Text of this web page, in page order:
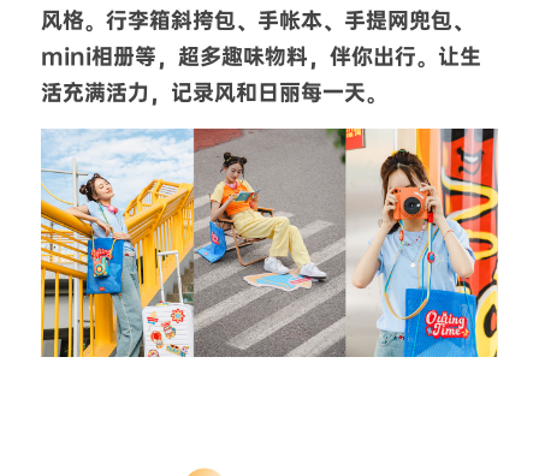
风格。行李箱斜挎包、手帐本、手提网兜包、
mini相册等，超多趣味物料，伴你出行。让生
活充满活力，记录风和日丽每一天。